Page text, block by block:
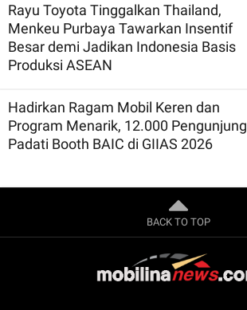
Rayu Toyota Tinggalkan Thailand,
Menkeu Purbaya Tawarkan Insentif
Besar demi Jadikan Indonesia Basis
Produksi ASEAN
Hadirkan Ragam Mobil Keren dan
Program Menarik, 12.000 Pengunjung
Padati Booth BAIC di GIIAS 2026
BACK TO TOP